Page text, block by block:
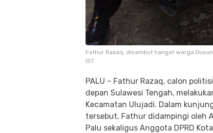
Fathur Razaq, disambut hangat warga
IST
PALU – Fathur Razaq, calon
depan Sulawesi Tengah,
Kecamatan Ulujadi. Dalam
tersebut, Fathur didampingi oleh
Palu sekaligus Anggota DPRD